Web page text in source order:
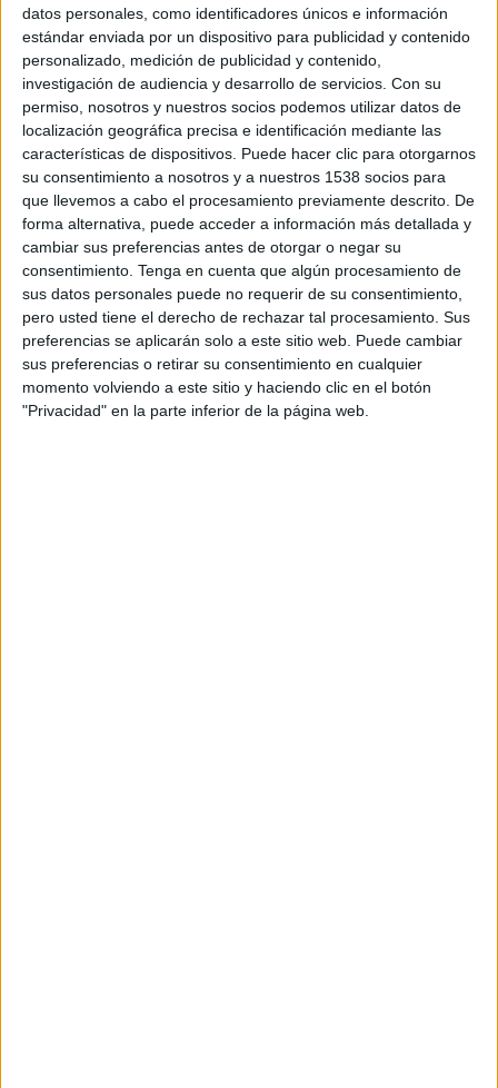
datos personales, como identificadores únicos e información
estándar enviada por un dispositivo para publicidad y contenido
personalizado, medición de publicidad y contenido,
investigación de audiencia y desarrollo de servicios. Con su
permiso, nosotros y nuestros socios podemos utilizar datos de
localización geográfica precisa e identificación mediante las
características de dispositivos. Puede hacer clic para otorgarnos
su consentimiento a nosotros y a nuestros 1538 socios para
que llevemos a cabo el procesamiento previamente descrito. De
forma alternativa, puede acceder a información más detallada y
cambiar sus preferencias antes de otorgar o negar su
consentimiento. Tenga en cuenta que algún procesamiento de
sus datos personales puede no requerir de su consentimiento,
pero usted tiene el derecho de rechazar tal procesamiento. Sus
preferencias se aplicarán solo a este sitio web. Puede cambiar
sus preferencias o retirar su consentimiento en cualquier
momento volviendo a este sitio y haciendo clic en el botón
"Privacidad" en la parte inferior de la página web.
Toulouse
DAZN (Ver en directo)
Sábado, 05/09/2026
20:45 Francia Ligue 1
Le Havre AC
Stade Brestois
DAZN (Ver en directo)